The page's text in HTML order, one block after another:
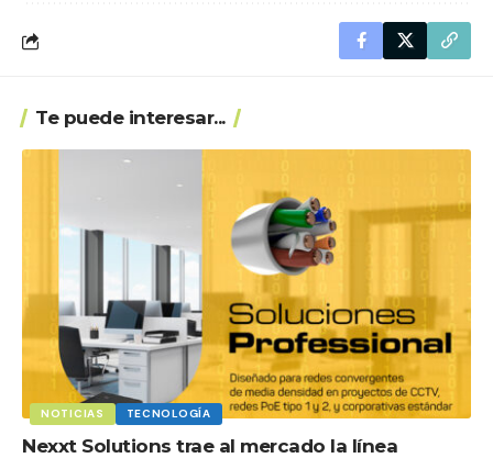
Te puede interesar...
NOTICIAS TECNOLOGÍA
Nexxt Solutions trae al mercado la línea